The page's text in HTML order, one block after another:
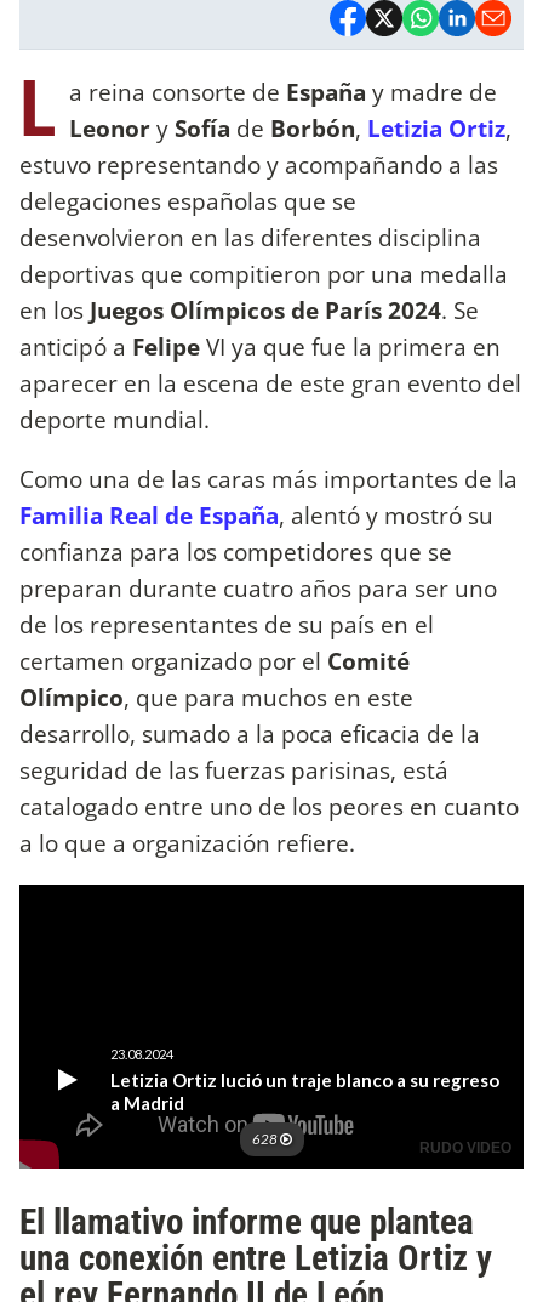
L a reina consorte de España y madre de
LeonorySofía de Borbón, Letizia Ortiz,
estuvo representando y acompañando a las
delegaciones españolas que se
desenvolvieron en las diferentes disciplina
deportivas que compitieron por una medalla
en los Juegos Olímpicos de París 2024. Se
anticipó a FelipeVI ya que fue la primera en
aparecer en la escena de este gran evento del
deporte mundial.
Como una de las caras más importantes de la
Familia Real de España, alentó y mostró su
confianza para los competidores que se
preparan durante cuatro años para ser uno
de los representantes de su país en el
certamen organizado por el Comité
Olímpico, que para muchos en este
desarrollo, sumado a la poca eficacia de la
seguridad de las fuerzas parisinas, está
catalogado entre uno de los peores en cuanto
a lo que a organización refiere.
El llamativo informe que plantea
una conexión entre Letizia Ortiz y